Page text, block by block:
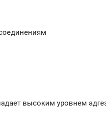
высоким уровнем